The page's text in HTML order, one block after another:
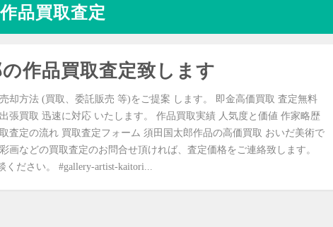
品買取査定
作品買取査定致します
却方法 (買取、委託販売 等)をご提案 します。 即金高価買取 査定無料
張買取 迅速に対応 いたします。 作品買取実績 人気度と価値 作家略歴
査定の流れ 買取査定フォーム 須田国太郎作品の高価買取 おいだ美術で
画などの買取査定のお問合せ頂ければ、査定価格をご連絡致します。
ください。 #gallery-artist-kaitori...